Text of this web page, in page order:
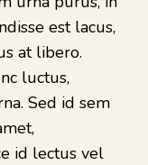
est lacus,
at libero.
luctus,
Sed id sem
id lectus vel